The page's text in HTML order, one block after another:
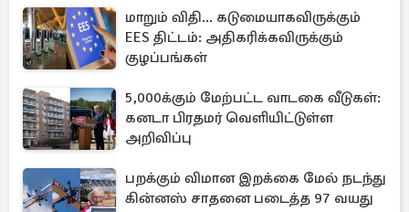
மாறும் விதி... கடுமையாகவிருக்கும்
EES திட்டம்: அதிகரிக்கவிருக்கும்
குழப்பங்கள்
5,000க்கும் மேற்பட்ட வாடகை வீடுகள்:
கனடா பிரதமர் வெளியிட்டுள்ள
அறிவிப்பு
பறக்கும் விமான இறக்கை மேல் நடந்து
கின்னஸ் சாதனை படைத்த 97 வயது